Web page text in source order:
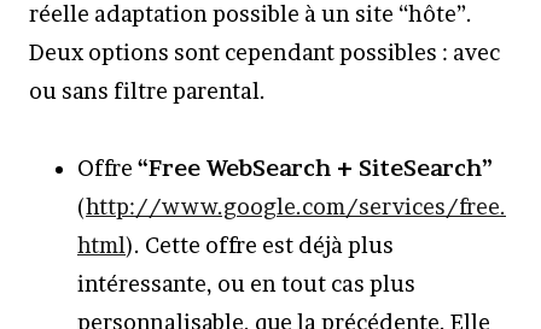
réelle adaptation possible à un site “hôte”.
Deux options sont cependant possibles : avec
ou sans filtre parental.
Offre “Free WebSearch + SiteSearch”
(http://www.google.com/services/free.
html). Cette offre est déjà plus
intéressante, ou en tout cas plus
personnalisable, que la précédente. Elle